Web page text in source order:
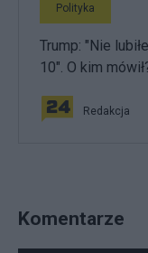
Polityka
Trump: "Nie
10". O kim
Redakcja
Komentarze